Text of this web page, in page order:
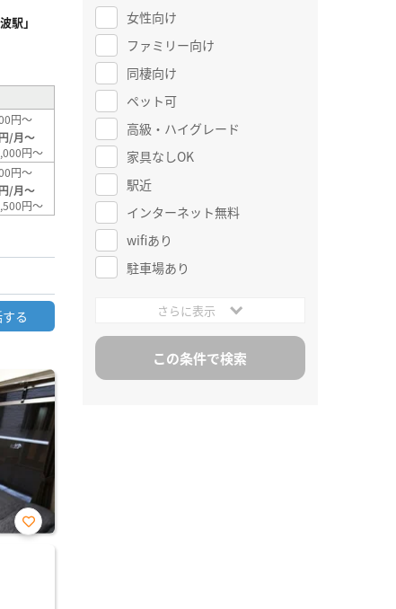
駅」
円～
円/月～
円～
円～
円/月～
円～
る
お気
女性向け
ファミリー向け
同棲向け
ペット可
高級・ハイグレード
家具なしOK
駅近
インターネット無料
wifiあり
駐車場あり
さらに表示